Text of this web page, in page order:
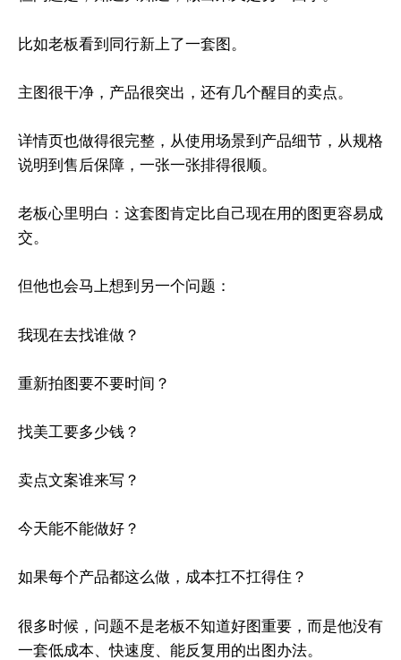
比如老板看到同行新上了一套图。
主图很干净，产品很突出，还有几个醒目的卖点。
详情页也做得很完整，从使用场景到产品细节，从规格
说明到售后保障，一张一张排得很顺。
老板心里明白：这套图肯定比自己现在用的图更容易成
交。
但他也会马上想到另一个问题：
我现在去找谁做？
重新拍图要不要时间？
找美工要多少钱？
卖点文案谁来写？
今天能不能做好？
如果每个产品都这么做，成本扛不扛得住？
很多时候，问题不是老板不知道好图重要，而是他没有
一套低成本、快速度、能反复用的出图办法。